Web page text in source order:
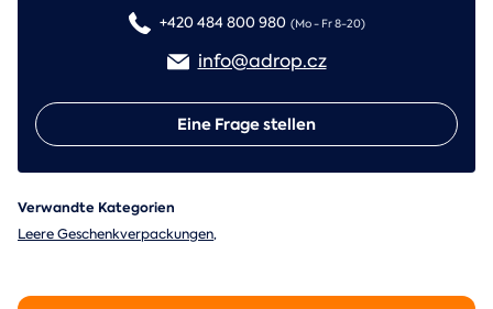
+420 484 800 980 (Mo - Fr 8-20)
info@adrop.cz
Eine Frage stellen
Verwandte Kategorien
Leere Geschenkverpackungen,